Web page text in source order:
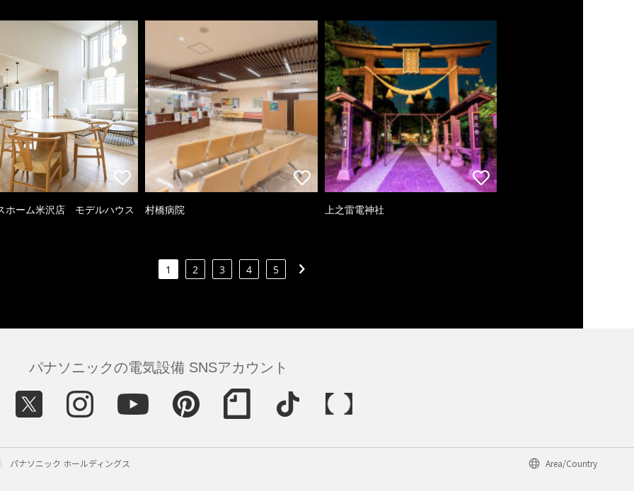
ホーム米沢店 モデルハウス 村橋病院 上之雷電神社
1 2 3 4 5
パナソニックの電気設備 SNSアカウント
パナソニック ホールディングス Area/Country